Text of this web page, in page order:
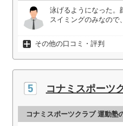
泳げるようになった。
スイミングのみなので
その他の口コミ・評判
コナミスポーツ
コナミスポーツクラブ 運動塾